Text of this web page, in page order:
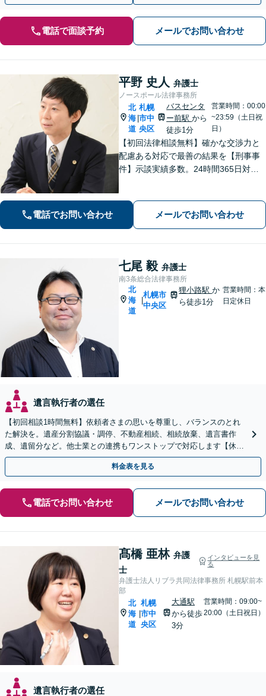
電話で面談予約 メールでお問い合わせ
平野 史人 弁護士
ノースポール法律事務所
北
海
道
|
札幌
市中
央区
バスセンタ
ー前駅から
徒歩1分
営業時間：00:00
~23:59（土日祝
日）
【初回法律相談無料】確かな交渉力と
配慮ある対応で最善の結果を【刑事事
件】示談実績多数。24時間365日対応
経験あり。【バスセンター前駅3番出口
徒歩1分】
電話でお問い合わせ メールでお問い合わせ
七尾 毅 弁護士
南3条総合法律事務所
北
海
道
札幌市
中央区
狸小路駅か
ら徒歩1分
営業時間：本
日定休日
遺言執行者の選任
【初回相談1時間無料】依頼者さまの思いを尊重し、バランスのとれ
た解決を。遺産分割協議・調停、不動産相続、相続放棄、遺言書作
成、遺留分など。他士業との連携もワンストップで対応します【休
日・夜間面談OK】【すすきの駅2分】
料金表を見る
電話でお問い合わせ メールでお問い合わせ
髙橋 亜林 弁護
士
インタビューを見
る
弁護士法人リブラ共同法律事務所 札幌駅前本
部
北
海
道
札幌
市中
央区
大通駅
から徒歩
3分
営業時間：09:00~
20:00（土日祝日）
遺言執行者の選任